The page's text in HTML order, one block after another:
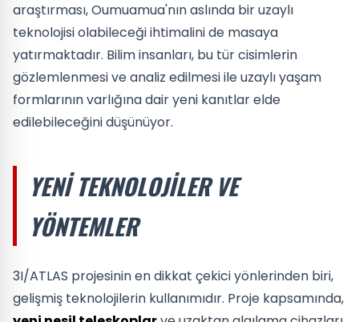
araştırması, Oumuamua'nın aslında bir uzaylı
teknolojisi olabileceği ihtimalini de masaya
yatırmaktadır. Bilim insanları, bu tür cisimlerin
gözlemlenmesi ve analiz edilmesi ile uzaylı yaşam
formlarının varlığına dair yeni kanıtlar elde
edilebileceğini düşünüyor.
YENI TEKNOLOJILER VE
YÖNTEMLER
3I/ATLAS projesinin en dikkat çekici yönlerinden biri,
gelişmiş teknolojilerin kullanımıdır. Proje kapsamında,